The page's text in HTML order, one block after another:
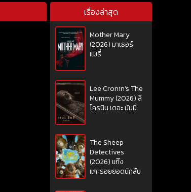
เรื่องล่าสุด
Mother Mary
(2026) มาเธอร์
แมรี่
Lee Cronin’s The
Mummy (2026) ลี
โครนิน เดอะ มัมมี่
The Sheep
Detectives
(2026) แก๊ง
แกะรอยยอดนักสืบ